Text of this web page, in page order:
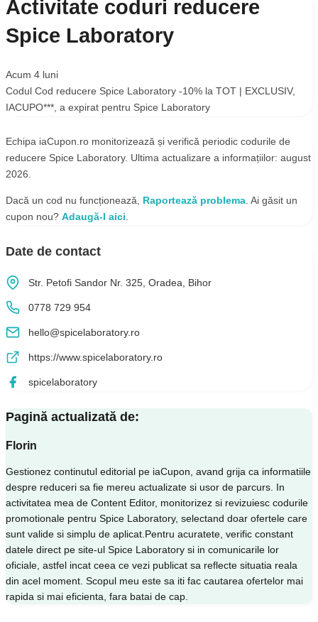
Activitate coduri reducere
Spice Laboratory
Acum 4 luni
Codul Cod reducere Spice Laboratory -10% la TOT | EXCLUSIV,
IACUPO*** , a expirat pentru Spice Laboratory
Echipa iaCupon.ro monitorizează și verifică periodic codurile de
reducere Spice Laboratory. Ultima actualizare a informațiilor: august
2026.
Dacă un cod nu funcționează, Raportează problema . Ai găsit un
cupon nou? Adaugă-l aici
Date de contact
Str. Petofi Sandor Nr. 325, Oradea, Bihor
0778 729 954
hello@spicelaboratory.ro
https://www.spicelaboratory.ro
spicelaboratory
Pagină actualizată de:
Florin
Gestionez continutul editorial pe iaCupon, avand grija ca informatiile
despre reduceri sa fie mereu actualizate si usor de parcurs. In
activitatea mea de Content Editor, monitorizez si revizuiesc codurile
promotionale pentru Spice Laboratory, selectand doar ofertele care
sunt valide si simplu de aplicat.Pentru acuratete, verific constant
datele direct pe site-ul Spice Laboratory si in comunicarile lor
oficiale, astfel incat ceea ce vezi publicat sa reflecte situatia reala
din acel moment. Scopul meu este sa iti fac cautarea ofertelor mai
rapida si mai eficienta, fara batai de cap.